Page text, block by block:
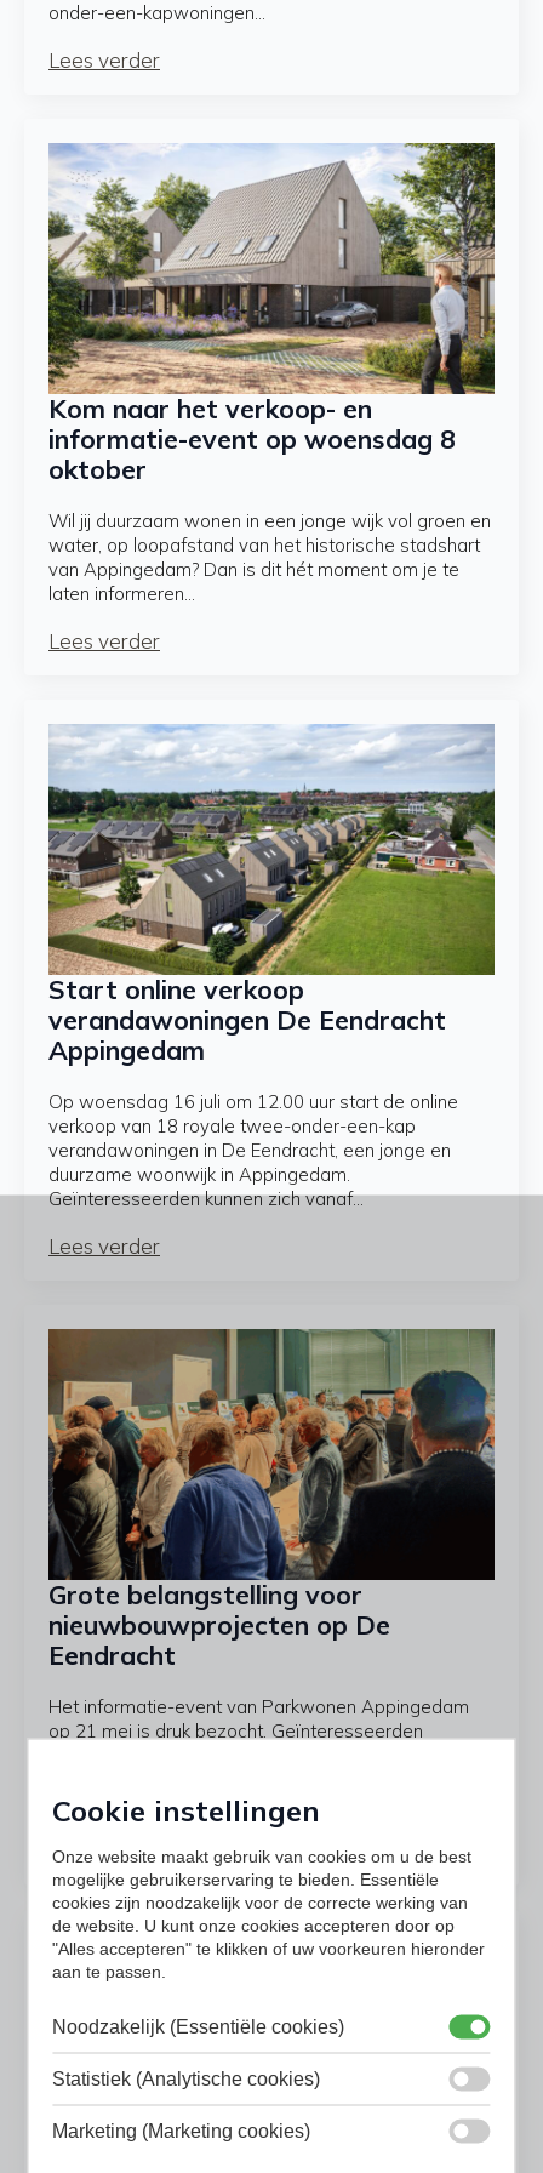
onder-een-kapwoningen…
Lees verder
Kom naar het verkoop- en
informatie-event op woensdag 8
oktober
Wil jij duurzaam wonen in een jonge wijk vol groen en
water, op loopafstand van het historische stadshart
van Appingedam? Dan is dit hét moment om je te
laten informeren…
Lees verder
Start online verkoop
verandawoningen De Eendracht
Appingedam
Op woensdag 16 juli om 12.00 uur start de online
verkoop van 18 royale twee-onder-een-kap
verandawoningen in De Eendracht, een jonge en
duurzame woonwijk in Appingedam.
Geïnteresseerden kunnen zich vanaf…
Lees verder
Grote belangstelling voor
nieuwbouwprojecten op De
Eendracht
Het informatie-event van Parkwonen Appingedam
op 21 mei is druk bezocht. Geïnteresseerden
voor 18 twee-onder-een-kapwoningen…
Lees verder
Cookie instellingen
Onze website maakt gebruik van cookies om u de best
mogelijke gebruikerservaring te bieden. Essentiële
cookies zijn noodzakelijk voor de correcte werking van
de website. U kunt onze cookies accepteren door op
"Alles accepteren" te klikken of uw voorkeuren hieronder
aan te passen.
Noodzakelijk (Essentiële cookies)
Statistiek (Analytische cookies)
Marketing (Marketing cookies)